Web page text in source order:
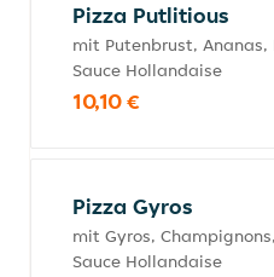
Pizza Putlitious
mit Putenbrust, Ananas,
Sauce Hollandaise
10,10 €
Pizza Gyros
mit Gyros,
Sauce Hollandaise